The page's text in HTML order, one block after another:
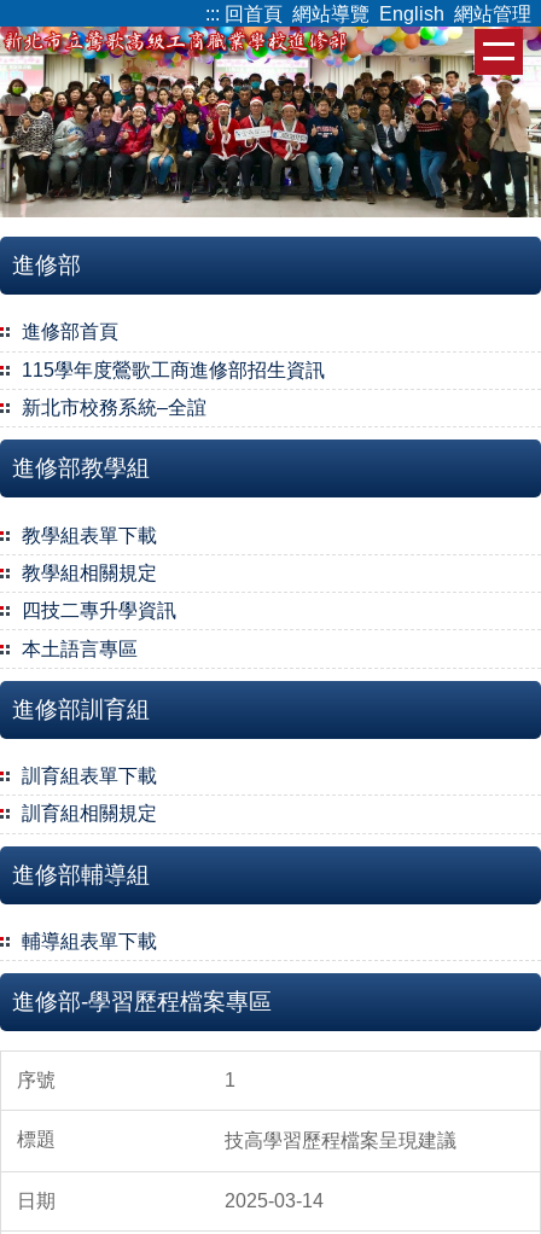
到
主
要
內
容
區
::: 回首頁 網站導覽 English 網站管理
進修部
進修部首頁
115學年度鶯歌工商進修部招生資訊
新北市校務系統–全誼
進修部教學組
教學組表單下載
教學組相關規定
四技二專升學資訊
本土語言專區
進修部訓育組
訓育組表單下載
訓育組相關規定
進修部輔導組
輔導組表單下載
進修部-學習歷程檔案專區
1
技高學習歷程檔案呈現建議
2025-03-14